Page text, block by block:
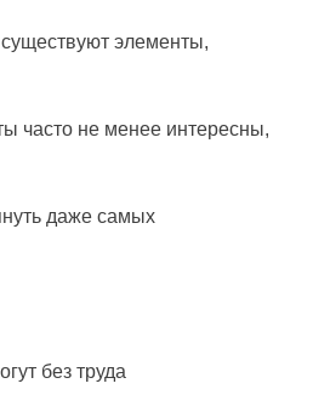
элементы,
часто не менее интересны,
даже самых
без труда